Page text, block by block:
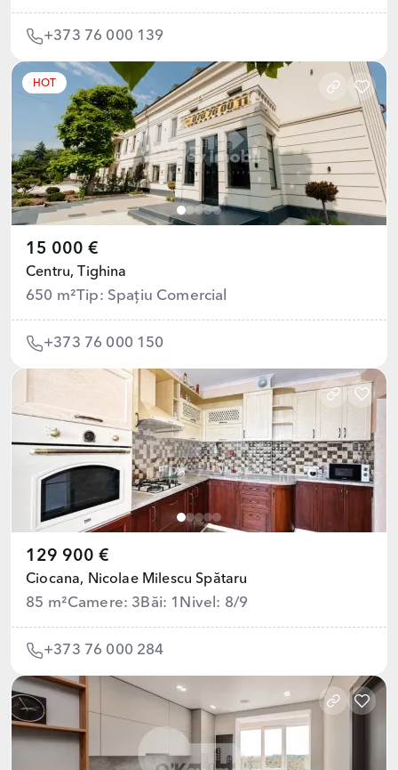
+373 76 000 139
HOT
15 000 €
Centru, Tighina
650 m²Tip: Spațiu Comercial
+373 76 000 150
129 900 €
Ciocana, Nicolae Milescu Spătaru
85 m²Camere: 3 Băi: 1 Nivel: 8/9
+373 76 000 284